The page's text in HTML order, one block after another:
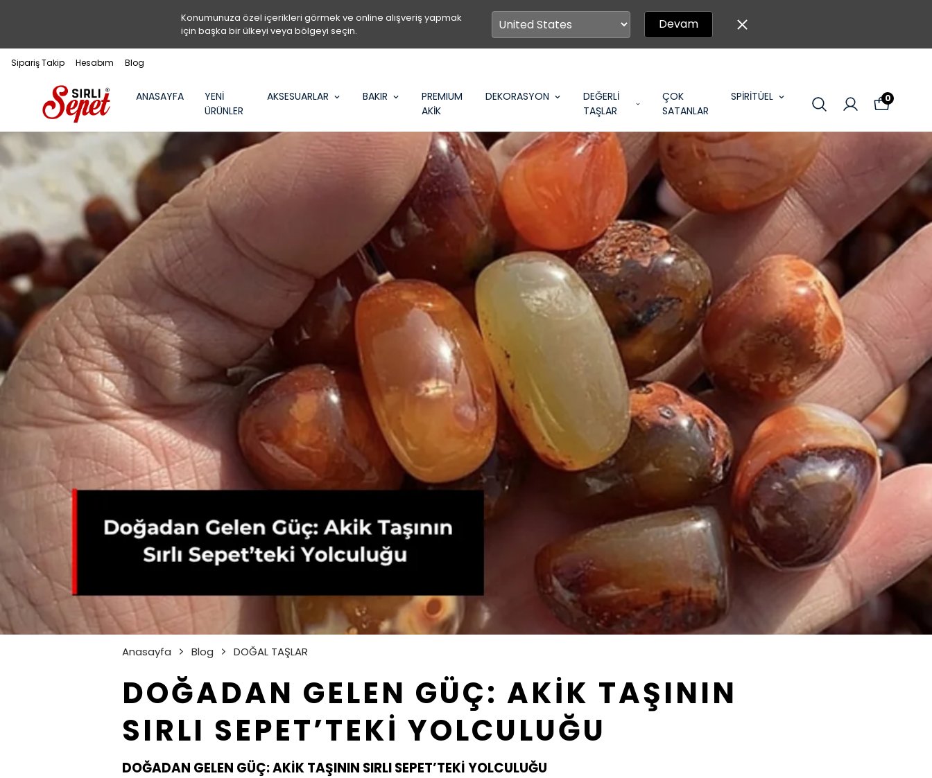
Konumunuza özel içerikleri görmek ve online alışveriş yapmak
için başka bir ülkeyi veya bölgeyi seçin.
Devam
Sipariş Takip Hesabım Blog
ANASAYFA
YENİ
ÜRÜNLER
AKSESUARLAR BAKIR
PREMIUM
AKİK
DEKORASYON
DEĞERLİ
TAŞLAR
ÇOK
SATANLAR
SPİRİTÜEL 0
Anasayfa Blog DOĞAL TAŞLAR
DOĞADAN GELEN GÜÇ: AKİK TAŞININ
SIRLI SEPET’TEKİ YOLCULUĞU
DOĞADAN GELEN GÜÇ: AKİK TAŞININ SIRLI SEPET’TEKİ YOLCULUĞU